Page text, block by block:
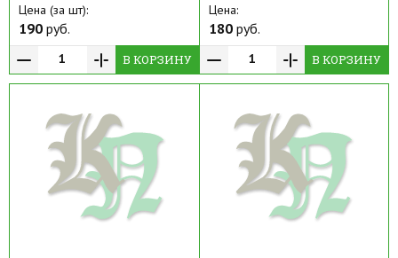
Цена (за шт):
190 руб.
В КОРЗИНУ
Цена:
180руб.
В КОРЗИНУ